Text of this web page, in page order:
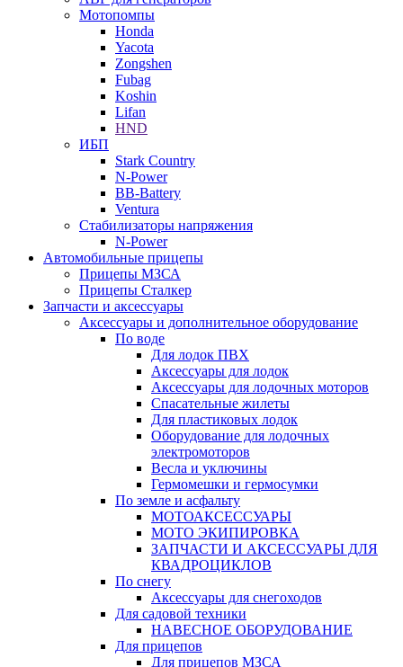
Мотопомпы
Honda
Yacota
Zongshen
Fubag
Koshin
Lifan
HND
ИБП
Stark Country
N-Power
BB-Battery
Ventura
Стабилизаторы напряжения
N-Power
Автомобильные прицепы
Прицепы МЗСА
Прицепы Сталкер
Запчасти и аксессуары
Аксессуары и дополнительное оборудование
По воде
Для лодок ПВХ
Аксессуары для лодок
Аксессуары для лодочных моторов
Спасательные жилеты
Для пластиковых лодок
Оборудование для лодочных
электромоторов
Весла и уключины
Гермомешки и гермосумки
По земле и асфальту
МОТОАКСЕССУАРЫ
МОТО ЭКИПИРОВКА
ЗАПЧАСТИ И АКСЕССУАРЫ ДЛЯ
КВАДРОЦИКЛОВ
По снегу
Аксессуары для снегоходов
Для садовой техники
НАВЕСНОЕ ОБОРУДОВАНИЕ
Для прицепов
Для прицепов МЗСА